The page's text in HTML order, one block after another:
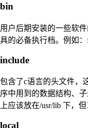
bin
用户后期安装的一些软
具的必备执行档。例如：
include
包含了c语言的头文件，
序中用到的数据结构、
上应该放在/usr/lib 下，
local